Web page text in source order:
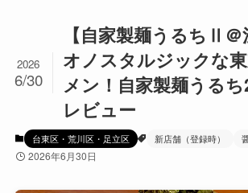
【自家製麺うるちⅡ
オノスタルジックな
メン！自家製麺うる
レビュー
2026
6/30
台東区・荒川区・足立区 新店舗（登録時）
2026年6月30日